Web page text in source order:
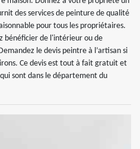
des services de peinture de qualité
pour tous les propriétaires.
bénéficier de l'intérieur ou de
le devis peintre à l’artisan si
Ce devis est tout à fait gratuit et
sont dans le département du